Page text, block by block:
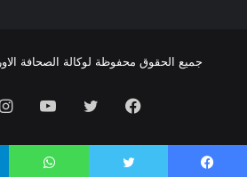
جميع الحقوق محفوظة لوكالة الصحافة
فيسبوك تويتر يوتيوب